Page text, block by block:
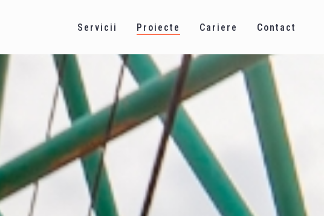
Servicii Proiecte Cariere Contact